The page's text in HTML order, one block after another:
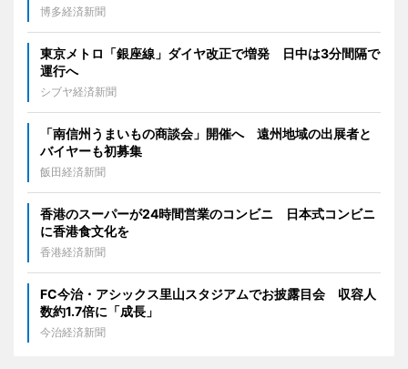
博多経済新聞
東京メトロ「銀座線」ダイヤ改正で増発 日中は3分間隔で
運行へ
シブヤ経済新聞
「南信州うまいもの商談会」開催へ 遠州地域の出展者と
バイヤーも初募集
飯田経済新聞
香港のスーパーが24時間営業のコンビニ 日本式コンビニ
に香港食文化を
香港経済新聞
FC今治・アシックス里山スタジアムでお披露目会 収容人
数約1.7倍に「成長」
今治経済新聞